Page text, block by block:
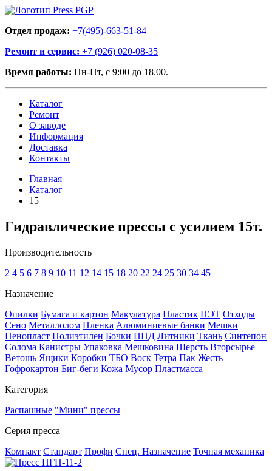
Отдел продаж: +7(495)-663-51-84
Ремонт и сервис: +7 (926) 020-08-35
Время работы: Пн-Пт, с 9:00 до 18.00.
Каталог
Ремонт
О заводе
Информация
Доставка
Контакты
Главная
Каталог
15
Гидравлические прессы с усилием 15т.
Производительность
2 4 5 6 7 8 9 10 11 12 14 15 18 20 22 24 25 30 34 45
Назначение
Опилки Бумага и картон Макулатура Пластик ПЭТ Отходы
Сено Металлолом Пленка Алюминиевые банки Мешки
Пенопласт Полиэтилен Бочки ПНД Литники Ткань Синтепон
Солома Канистры Упаковка Мешковина Шерсть Вторсырье
Ветошь Ящики Коробки ТБО Воск Тетра Пак Жесть
Гофрокартон Биг-беги Кожа Мусор Пластмасса
Категория
Распашные "Мини" прессы
Серия пресса
Компакт Стандарт Профи Спец. Назначение Точная механика